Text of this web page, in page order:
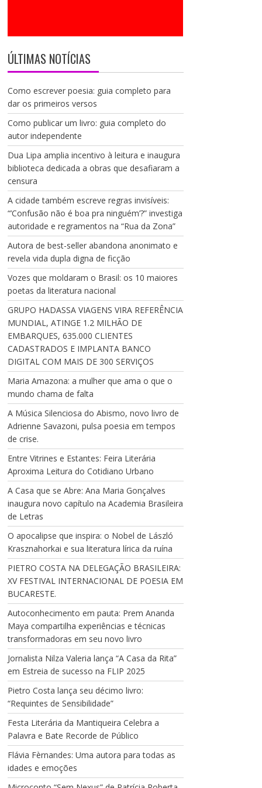
ÚLTIMAS NOTÍCIAS
Como escrever poesia: guia completo para
dar os primeiros versos
Como publicar um livro: guia completo do
autor independente
Dua Lipa amplia incentivo à leitura e inaugura
biblioteca dedicada a obras que desafiaram a
censura
A cidade também escreve regras invisíveis:
“’Confusão não é boa pra ninguém’?” investiga
autoridade e regramentos na “Rua da Zona”
Autora de best-seller abandona anonimato e
revela vida dupla digna de ficção
Vozes que moldaram o Brasil: os 10 maiores
poetas da literatura nacional
GRUPO HADASSA VIAGENS VIRA REFERÊNCIA
MUNDIAL, ATINGE 1.2 MILHÃO DE
EMBARQUES, 635.000 CLIENTES
CADASTRADOS E IMPLANTA BANCO
DIGITAL COM MAIS DE 300 SERVIÇOS
Maria Amazona: a mulher que ama o que o
mundo chama de falta
A Música Silenciosa do Abismo, novo livro de
Adrienne Savazoni, pulsa poesia em tempos
de crise.
Entre Vitrines e Estantes: Feira Literária
Aproxima Leitura do Cotidiano Urbano
A Casa que se Abre: Ana Maria Gonçalves
inaugura novo capítulo na Academia Brasileira
de Letras
O apocalipse que inspira: o Nobel de László
Krasznahorkai e sua literatura lírica da ruína
PIETRO COSTA NA DELEGAÇÃO BRASILEIRA:
XV FESTIVAL INTERNACIONAL DE POESIA EM
BUCARESTE.
Autoconhecimento em pauta: Prem Ananda
Maya compartilha experiências e técnicas
transformadoras em seu novo livro
Jornalista Nilza Valeria lança “A Casa da Rita”
em Estreia de sucesso na FLIP 2025
Pietro Costa lança seu décimo livro:
“Requintes de Sensibilidade”
Festa Literária da Mantiqueira Celebra a
Palavra e Bate Recorde de Público
Flávia Fèrnandes: Uma autora para todas as
idades e emoções